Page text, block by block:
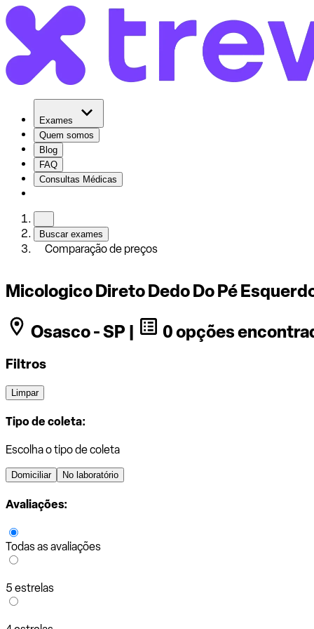
Exames
Quem somos
Blog
FAQ
Consultas Médicas
Buscar exames
Comparação de preços
Micologico Direto Dedo Do Pé
Osasco - SP |
0 opções
Filtros
Limpar
Tipo de coleta:
Escolha o tipo de coleta
Domiciliar No laboratório
Avaliações:
Todas as avaliações
5 estrelas